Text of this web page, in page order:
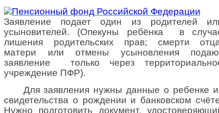
Заявление подает один из родителей
усыновителей. (Опекуны ребёнка
в
лишения родительских прав; смерти
матери или отмены усыновления
заявление
только через
учреждение ПФР).
Для заявления нужны данные о ребенке
свидетельства о рождении и банковском
Нужно подготовить документ,